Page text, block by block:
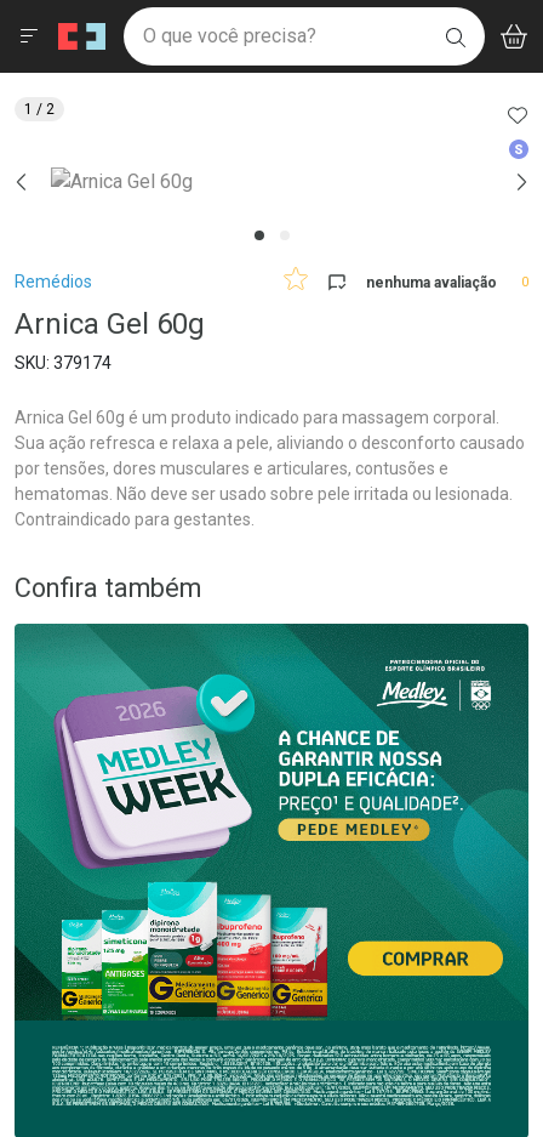
Drogaria São Paulo
Ir direto para a home
pela página
Ir direto para o conteúdo
Ir direto para a busca
Ir direto para a conta
Ir direto para a notificações
Ir direto para o carrinho
Faça a sua busca
O que você precisa? BUSCAR
Menu
Breadcrumb
Remédios nenhuma avaliação 0
Arnica Gel 60g
379174
Arnica Gel 60g é um produto indicado para massagem corporal.
Sua ação refresca e relaxa a pele, aliviando o desconforto causado
por tensões, dores musculares e articulares, contusões e
hematomas. Não deve ser usado sobre pele irritada ou lesionada.
Contraindicado para gestantes.
1 / 2
Confira também